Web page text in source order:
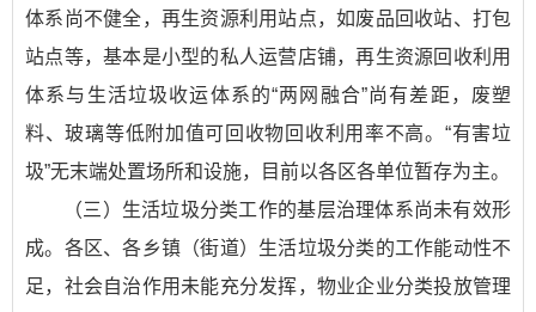
体系尚不健全，再生资源利用站点，如废品回收站、打包
站点等，基本是小型的私人运营店铺，再生资源回收利用
体系与生活垃圾收运体系的“两网融合”尚有差距，废塑
料、玻璃等低附加值可回收物回收利用率不高。“有害垃
圾”无末端处置场所和设施，目前以各区各单位暂存为主。
（三）生活垃圾分类工作的基层治理体系尚未有效形
成。各区、各乡镇（街道）生活垃圾分类的工作能动性不
足，社会自治作用未能充分发挥，物业企业分类投放管理